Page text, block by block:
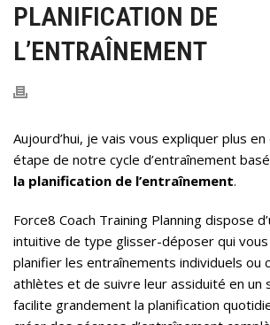
PLANIFICATION DE
L’ENTRAÎNEMENT
Aujourd’hui, je vais vous expliquer plus
étape de notre cycle d’entraînement
la planification de l’entraînement.
Force8 Coach Training Planning dispose
intuitive de type glisser-déposer qui
planifier les entraînements individuels ou
athlètes et de suivre leur assiduité en un
facilite grandement la planification